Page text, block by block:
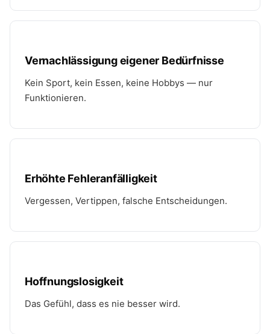
Vernachlässigung eigener Bedürfnisse
Kein Sport, kein Essen, keine Hobbys — nur
Funktionieren.
Erhöhte Fehleranfälligkeit
Vergessen, Vertippen, falsche Entscheidungen.
Hoffnungslosigkeit
Das Gefühl, dass es nie besser wird.